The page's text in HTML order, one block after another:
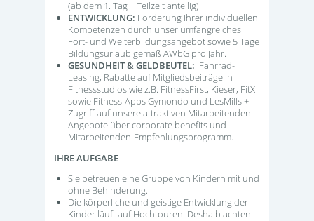
(ab dem 1. Tag | Teilzeit anteilig)
ENTWICKLUNG: Förderung Ihrer individuellen
Kompetenzen durch unser umfangreiches
Fort- und Weiterbildungsangebot sowie 5 Tage
Bildungsurlaub gemäß AWbG pro Jahr.
GESUNDHEIT & GELDBEUTEL: Fahrrad-
Leasing, Rabatte auf Mitgliedsbeiträge in
Fitnessstudios wie z.B. FitnessFirst, Kieser, FitX
sowie Fitness-Apps Gymondo und LesMills +
Zugriff auf unsere attraktiven Mitarbeitenden-
Angebote über corporate benefits und
Mitarbeitenden-Empfehlungsprogramm.
IHRE AUFGABE
Sie betreuen eine Gruppe von Kindern mit und
ohne Behinderung.
Die körperliche und geistige Entwicklung der
Kinder läuft auf Hochtouren. Deshalb achten